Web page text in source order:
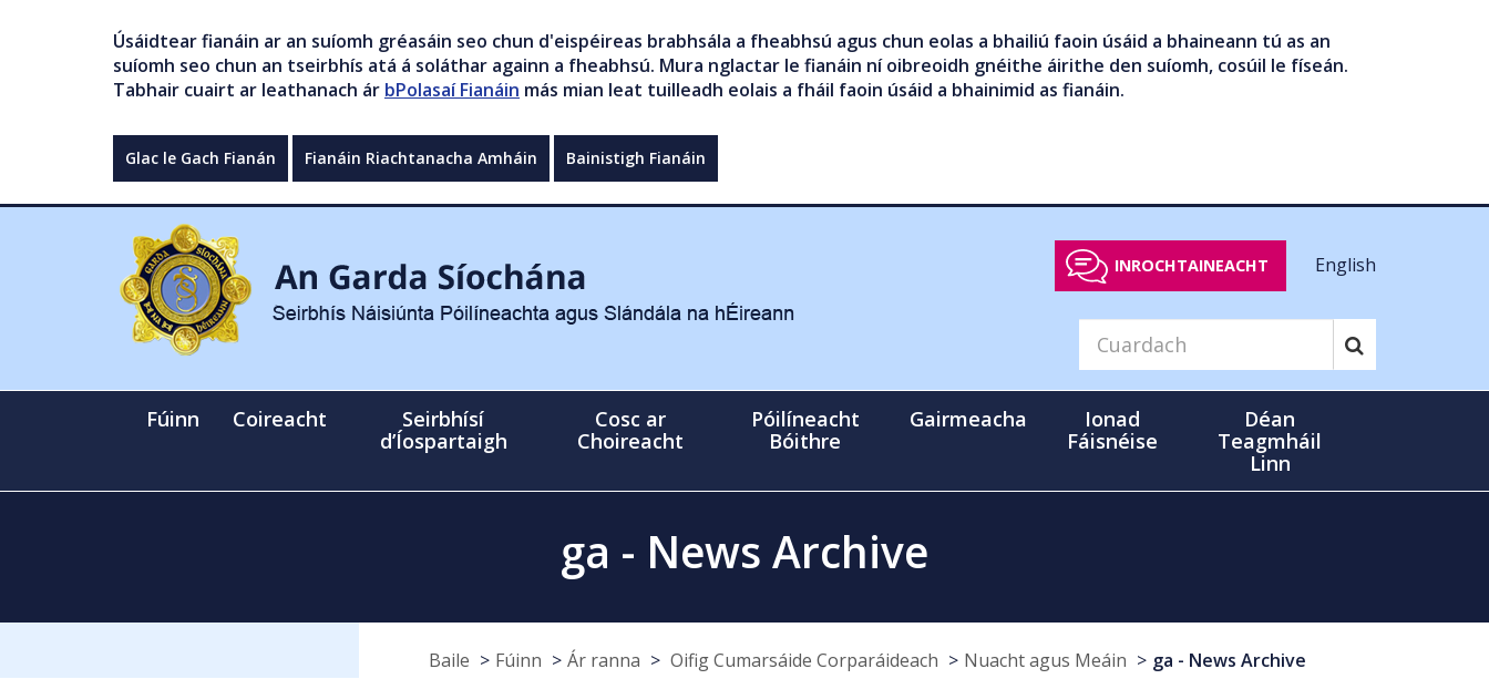
Úsáidtear fianáin ar an suíomh gréasáin seo chun d'eispéireas brabhsála a fheabhsú agus chun eolas a bhailiú faoin úsáid a bhaineann tú as an
suíomh seo chun an tseirbhís atá á soláthar againn a fheabhsú. Mura nglactar le fianáin ní oibreoidh gnéithe áirithe den suíomh, cosúil le físeán.
Tabhair cuairt ar leathanach ár bPolasaí Fianáin más mian leat tuilleadh eolais a fháil faoin úsáid a bhainimid as fianáin.
Glac le Gach Fianán Fianáin Riachtanacha Amháin Bainistigh Fianáin
INROCHTAINEACHT English
Fúinn Coireacht
Seirbhísí
d’Íospartaigh
Cosc ar
Choireacht
Póilíneacht
Bóithre
Gairmeacha
Ionad
Fáisnéise
Déan
Teagmháil
Linn
ga - News Archive
Baile Fúinn Ár ranna Oifig Cumarsáide Corparáideach Nuacht agus Meáin
ga - News Archive